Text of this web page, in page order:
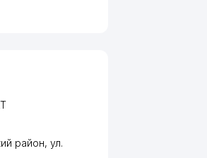
район, ул.